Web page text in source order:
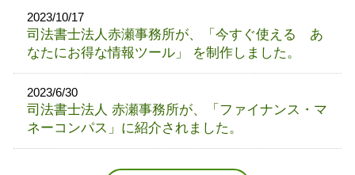
2023/10/17
司法書士法人赤瀬事務所が、「今すぐ使える あ
なたにお得な情報ツール」 を制作しました。
2023/6/30
司法書士法人 赤瀬事務所が、「ファイナンス・マ
ネーコンパス」に紹介されました。